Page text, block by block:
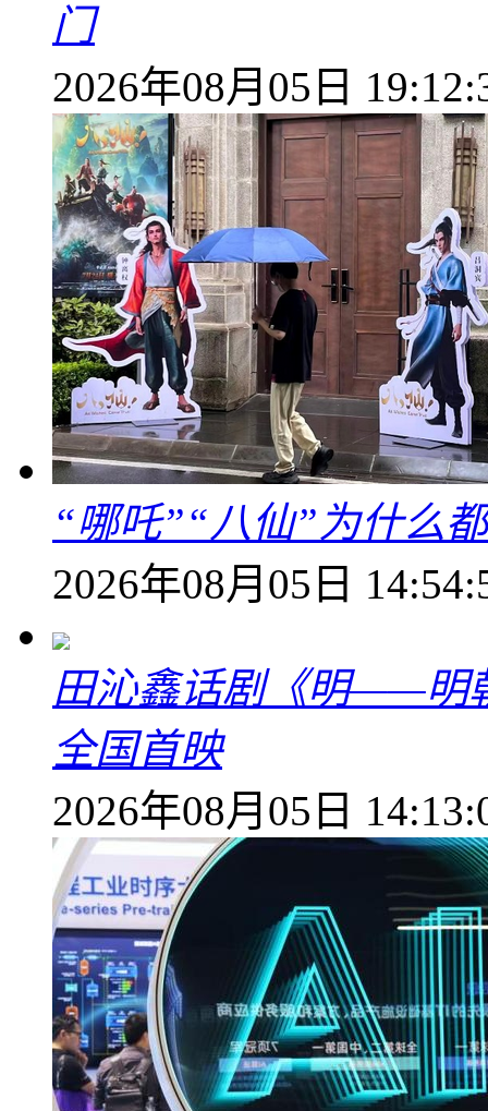
门
2026年08月05日
“哪吒”“八仙”为什么
2026年08月05日
田沁鑫话剧《明——明
全国首映
2026年08月05日